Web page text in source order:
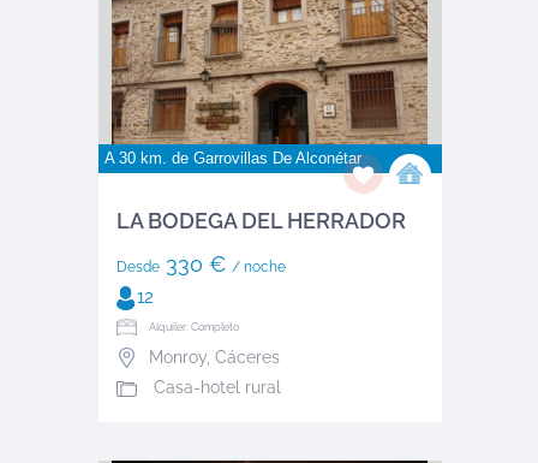
A 30 km. de Garrovillas De Alconétar
LA BODEGA DEL HERRADOR
Desde330 € / noche
12
Alquiler: Completo
Monroy, Cáceres
Casa-hotel rural